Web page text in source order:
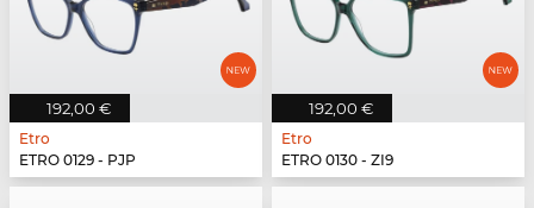
192,00 €
Etro
ETRO 0129 - PJP
192,00 €
Etro
ETRO 0130 - ZI9